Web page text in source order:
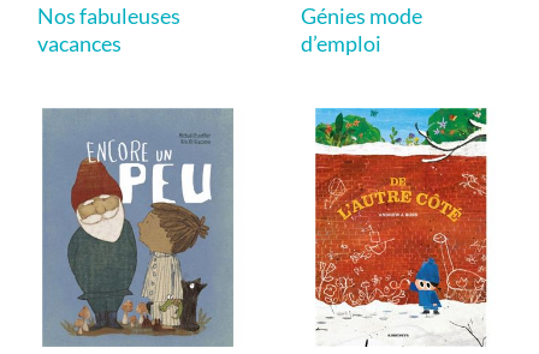
Nos fabuleuses
vacances
Génies mode
d’emploi